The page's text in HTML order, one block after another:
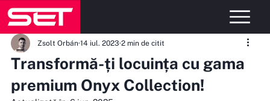
Transformă-ți locuința cu gama
premium Onyx Collection!
Zsolt Orbán 14 iul. 2023 2 min de citit